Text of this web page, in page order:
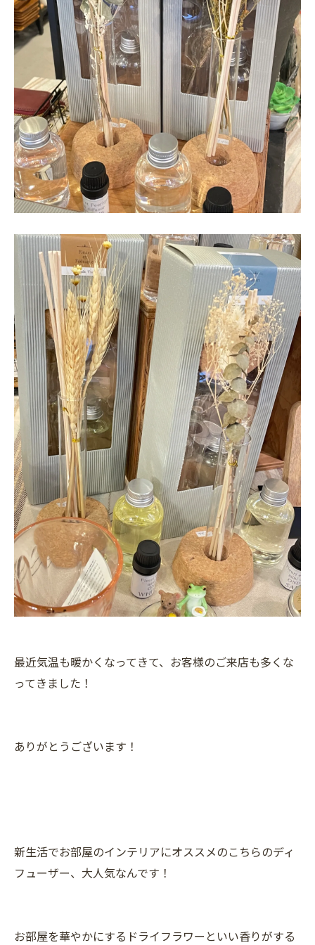
最近気温も暖かくなってきて、お客様のご来店も多くな
ってきました！
ありがとうございます！
新生活でお部屋のインテリアにオススメのこちらのディ
フューザー、大人気なんです！
お部屋を華やかにするドライフラワーといい香りがする